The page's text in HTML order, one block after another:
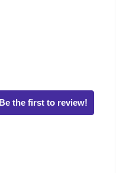
Be the first to review!